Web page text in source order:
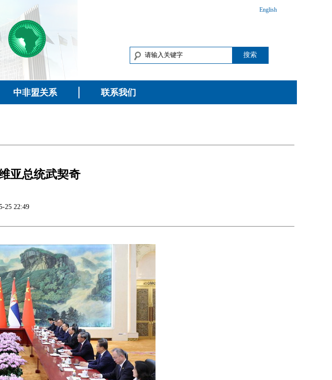
English
搜索
中非盟关系 联系我们
亚总统武契奇
25 22:49